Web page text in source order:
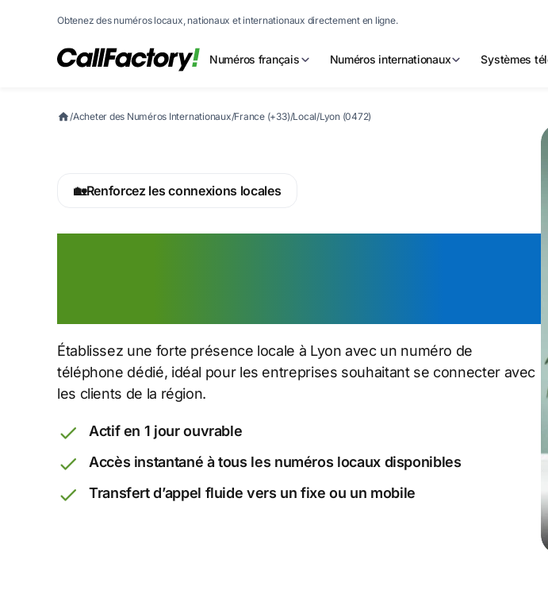
Obtenez des numéros locaux, nationaux et internationaux directement en ligne.
Numéros français Numéros internationaux Systèmes
/Acheter des Numéros Internationaux/France (+33)/Local/Lyon (0472)
🏡Renforcez les connexions locales
Établissez une forte présence locale à Lyon avec un numéro de
téléphone dédié, idéal pour les entreprises souhaitant se connecter avec
les clients de la région.
Actif en 1 jour ouvrable
Accès instantané à tous les numéros locaux disponibles
Transfert d’appel fluide vers un fixe ou un mobile